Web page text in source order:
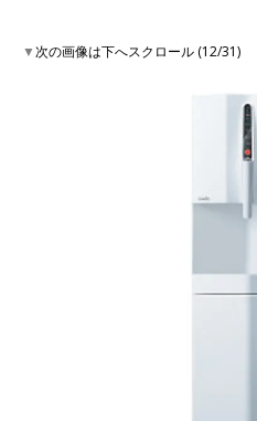
▼次の画像は下へスクロール (12/31)